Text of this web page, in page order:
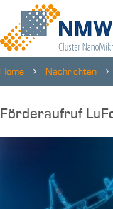
Home Nachrichten
Förderaufruf